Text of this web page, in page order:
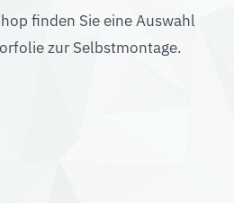
finden Sie eine Auswahl
zur Selbstmontage.